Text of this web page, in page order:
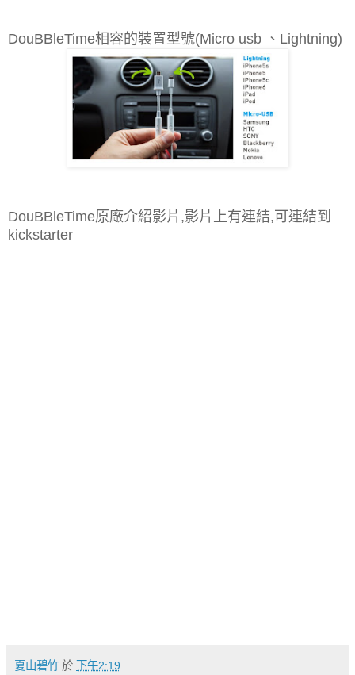
DouBBleTime相容的裝置型號(Micro usb 、Lightning)
DouBBleTime原廠介紹影片,影片上有連結,可連結到
kickstarter
夏山碧竹 於 下午2:19